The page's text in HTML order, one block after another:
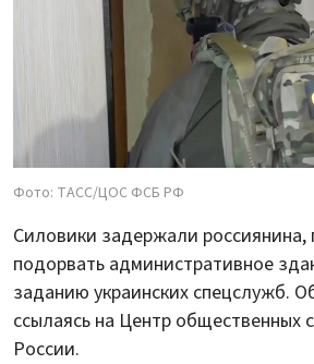
Фото: ТАСС/ЦОС ФСБ РФ
Силовики задержали россиянина,
подорвать административное
заданию украинских спецслужб.
ссылаясь на Центр
России.